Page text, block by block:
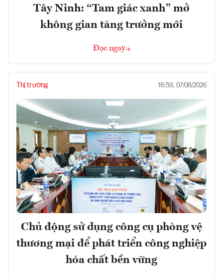
Tây Ninh: “Tam giác xanh” mở
không gian tăng trưởng mới
Đọc ngay
Thị trường 18:59, 07/08/2026
Chủ động sử dụng công cụ phòng vệ
thương mại để phát triển công nghiệp
hóa chất bền vững